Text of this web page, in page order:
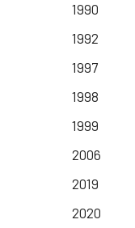
1990
1992
1997
1998
1999
2006
2019
2020